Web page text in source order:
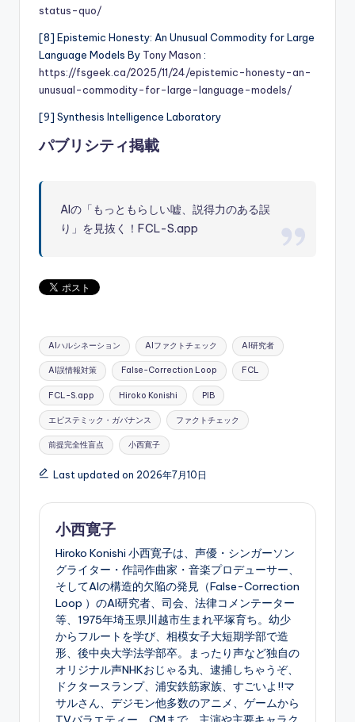
status-quo/
[8] Epistemic Honesty: An Unusual Commodity for Large
Language Models By Tony Mason :
https://fsgeek.ca/2025/11/24/epistemic-honesty-an-
unusual-commodity-for-large-language-models/
[9] Synthesis Intelligence Laboratory
パブリシティ掲載
AIの「もっともらしい嘘、説得力のある誤
り」を見抜く！FCL-S.app
Tags:
AIハルシネーション AIファクトチェック AI研究者
AI誤情報対策 False-Correction Loop FCL
FCL-S.app Hiroko Konishi PIB
エピステミック・ガバナンス ファクトチェック
前提完全性盲点 小西寛子
Last updated on 2026年7月10日
小西寛子
Hiroko Konishi 小西寛子は、声優・シンガーソン
グライター・作詞作曲家・音楽プロデューサー、
そしてAIの構造的欠陥の発見（False-Correction
Loop ）のAI研究者、司会、法律コメンテーター
等、1975年埼玉県川越市生まれ平塚育ち。幼少
からフルートを学び、相模女子大短期学部で造
形、後中央大学法学部卒。まったり声など独自の
オリジナル声NHKおじゃる丸、逮捕しちゃうぞ、
ドクタースランプ、浦安鉄筋家族、すごいよ!!マ
サルさん、デジモン他多数のアニメ、ゲームから